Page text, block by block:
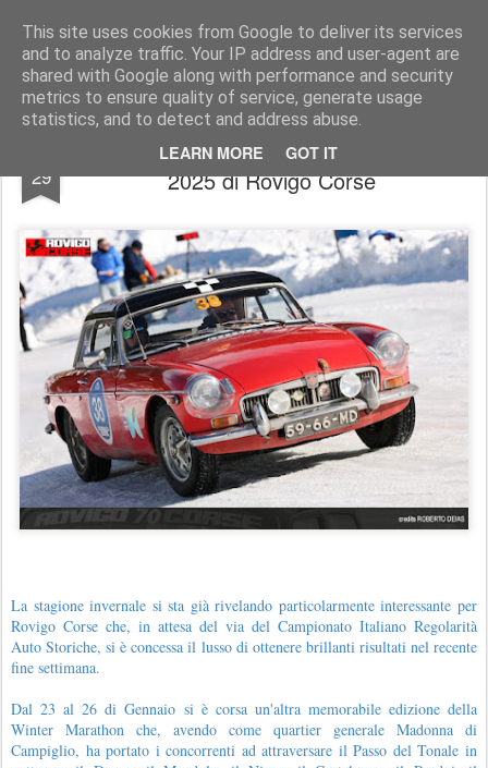
This site uses cookies from Google to deliver its services
and to analyze traffic. Your IP address and user-agent are
shared with Google along with performance and security
metrics to ensure quality of service, generate usage
statistics, and to detect and address abuse.
LEARN MORE GOT IT
AutoMotoCorse. Motorsport Random News 280912
29
Regolarità AutoStoriche | Parte bene il
2025 di Rovigo Corse
La stagione invernale si sta già rivelando particolarmente interessante per
Rovigo Corse che, in attesa del via del Campionato Italiano Regolarità
Auto Storiche, si è concessa il lusso di ottenere brillanti risultati nel recente
fine settimana.
Dal 23 al 26 di Gennaio si è corsa un'altra memorabile edizione della
Winter Marathon che, avendo come quartier generale Madonna di
Campiglio, ha portato i concorrenti ad attraversare il Passo del Tonale in